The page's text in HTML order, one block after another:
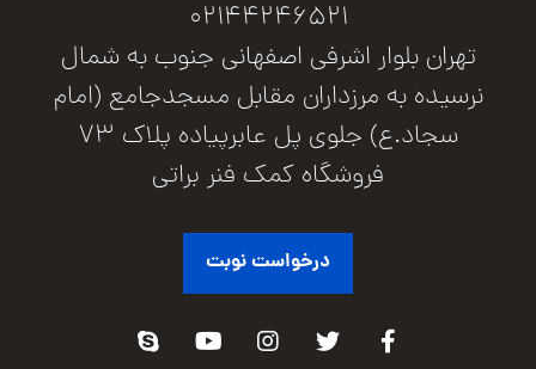
02144246521
تهران بلوار اشرفی اصفهانی جنوب به شمال
نرسیده به مرزداران مقابل مسجدجامع (امام
سجاد.ع) جلوی پل عابرپیاده پلاک 73
فروشگاه کمک فنر براتی
درخواست نوبت